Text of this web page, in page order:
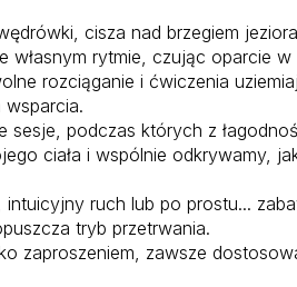
cisza nad brzegiem
rytmie, czując oparcie w
rozciąganie i ćwiczenia
sesje, podczas których z
ciała i wspólnie odkrywamy,
intuicyjny ruch lub po prostu...
tryb przetrwania.
zaproszeniem, zawsze